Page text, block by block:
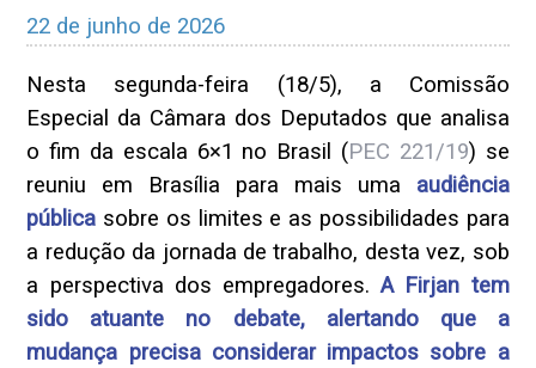
22 de junho de 2026
Nesta segunda-feira (18/5), a Comissão
Especial da Câmara dos Deputados que analisa
o fim da escala 6×1 no Brasil (PEC 221/19) se
reuniu em Brasília para mais uma audiência
pública sobre os limites e as possibilidades para
a redução da jornada de trabalho, desta vez, sob
a perspectiva dos empregadores.A Firjan tem
sido atuante no debate, alertando que a
mudança precisa considerar impactos sobre a